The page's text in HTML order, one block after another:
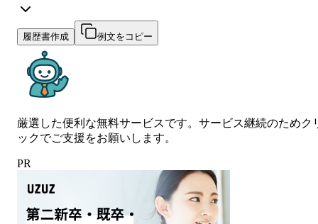
履歴書作成 例文をコピー
厳選した便利な無料サービスです。サービス継続のためク
ックでご支援をお願いします。
PR